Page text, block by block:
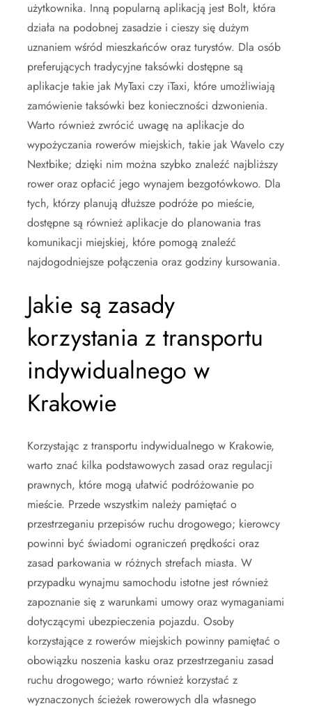
użytkownika. Inną popularną aplikacją jest Bolt, która
działa na podobnej zasadzie i cieszy się dużym
uznaniem wśród mieszkańców oraz turystów. Dla osób
preferujących tradycyjne taksówki dostępne są
aplikacje takie jak MyTaxi czy iTaxi, które umożliwiają
zamówienie taksówki bez konieczności dzwonienia.
Warto również zwrócić uwagę na aplikacje do
wypożyczania rowerów miejskich, takie jak Wavelo czy
Nextbike; dzięki nim można szybko znaleźć najbliższy
rower oraz opłacić jego wynajem bezgotówkowo. Dla
tych, którzy planują dłuższe podróże po mieście,
dostępne są również aplikacje do planowania tras
komunikacji miejskiej, które pomogą znaleźć
najdogodniejsze połączenia oraz godziny kursowania.
Jakie są zasady
korzystania z transportu
indywidualnego w
Krakowie
Korzystając z transportu indywidualnego w Krakowie,
warto znać kilka podstawowych zasad oraz regulacji
prawnych, które mogą ułatwić podróżowanie po
mieście. Przede wszystkim należy pamiętać o
przestrzeganiu przepisów ruchu drogowego; kierowcy
powinni być świadomi ograniczeń prędkości oraz
zasad parkowania w różnych strefach miasta. W
przypadku wynajmu samochodu istotne jest również
zapoznanie się z warunkami umowy oraz wymaganiami
dotyczącymi ubezpieczenia pojazdu. Osoby
korzystające z rowerów miejskich powinny pamiętać o
obowiązku noszenia kasku oraz przestrzeganiu zasad
ruchu drogowego; warto również korzystać z
wyznaczonych ścieżek rowerowych dla własnego